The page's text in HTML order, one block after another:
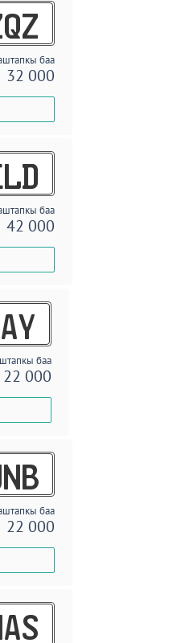
баа
32 000
баа
42 000
баа
22 000
баа
22 000